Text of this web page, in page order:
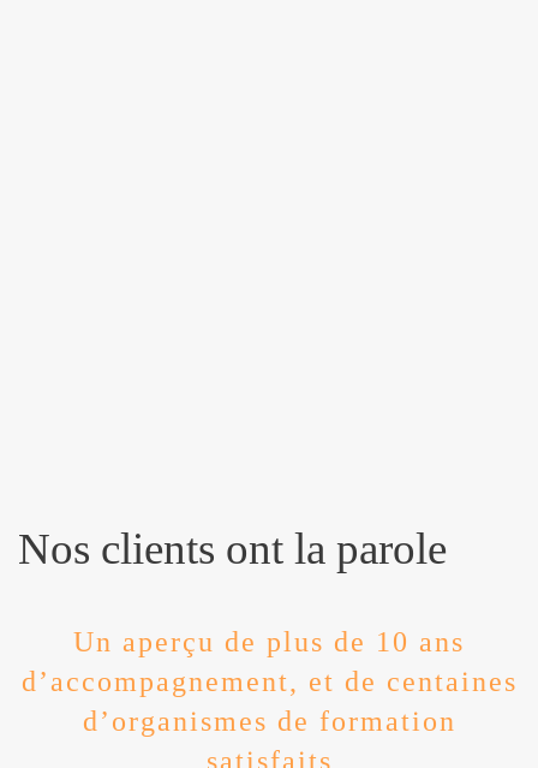
Nos clients ont la parole
Un aperçu de plus de 10 ans
d’accompagnement, et de centaines
d’organismes de formation
satisfaits